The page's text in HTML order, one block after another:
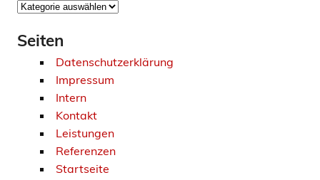
Kategorien
Seiten
Datenschutzerklärung
Impressum
Intern
Kontakt
Leistungen
Referenzen
Startseite